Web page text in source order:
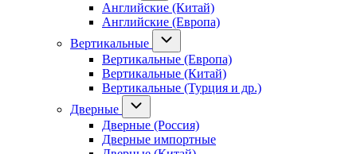
Английские (Китай)
Английские (Европа)
Вертикальные
Вертикальные (Европа)
Вертикальные (Китай)
Вертикальные (Турция и др.)
Дверные
Дверные (Россия)
Дверные импортные